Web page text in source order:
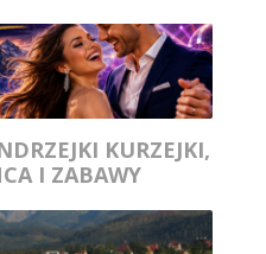
KURZEJKI,
I ZABAWY